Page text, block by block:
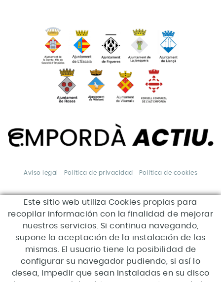
Aviso legal Política de privacidad Política de cookies
*Esta acción está
subvencionada por el Servei
Públic d'Ocupació de Catalunya
en el marco de los Programas
de apoyo al desarrollo local.
Este sitio web utiliza Cookies propias para
recopilar información con la finalidad de mejorar
nuestros servicios. Si continua navegando,
supone la aceptación de la instalación de las
mismas. El usuario tiene la posibilidad de
configurar su navegador pudiendo, si así lo
desea, impedir que sean instaladas en su disco